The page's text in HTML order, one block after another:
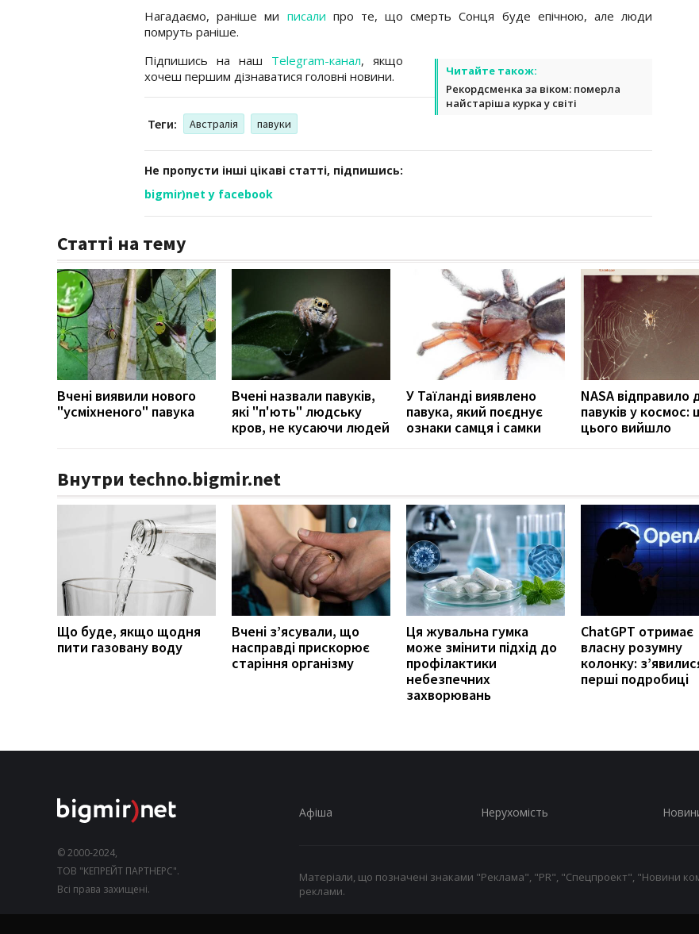
Нагадаємо, раніше ми писали про те, що смерть Сонця буде епічною, але люди
помруть раніше.
Читайте також:
Рекордсменка за віком: померла
найстаріша курка у світі
Підпишись на наш Telegram-канал, якщо
хочеш першим дізнаватися головні новини.
Теги: Австралія павуки
Не пропусти інші цікаві статті, підпишись:
bigmir)net у facebook
Статті на тему
Вчені виявили нового
"усміхненого" павука
Вчені назвали павуків,
які "п'ють" людську
кров, не кусаючи людей
У Таїланді виявлено
павука, який поєднує
ознаки самця і самки
NASA відправило
павуків у космос:
цього вийшло
Внутри techno.bigmir.net
Що буде, якщо щодня
пити газовану воду
Вчені з’ясували, що
насправді прискорює
старіння організму
Ця жувальна гумка
може змінити підхід до
профілактики
небезпечних
захворювань
ChatGPT отримає
власну розумну
колонку:
перші подробиці
© 2000-2024,
ТОВ "КЕПРЕЙТ ПАРТНЕРС".
Всі права захищені.
Афіша Нерухомість
Матеріали, що позначені знаками "Реклама", "PR", "Спецпроект", "Новини
реклами.